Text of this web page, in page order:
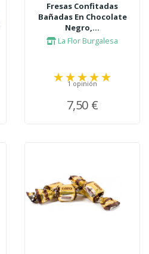
Fresas Confitadas
Bañadas En Chocolate
Negro,...
La Flor Burgalesa
1 opinión
7,50 €